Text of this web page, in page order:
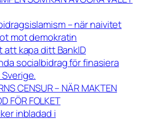
– när naivitet
mot demokratin
kapa ditt BankID
socialbidrag för finasiera
CENSUR – NÄR MAKTEN
FÖR FOLKET
inbladad i